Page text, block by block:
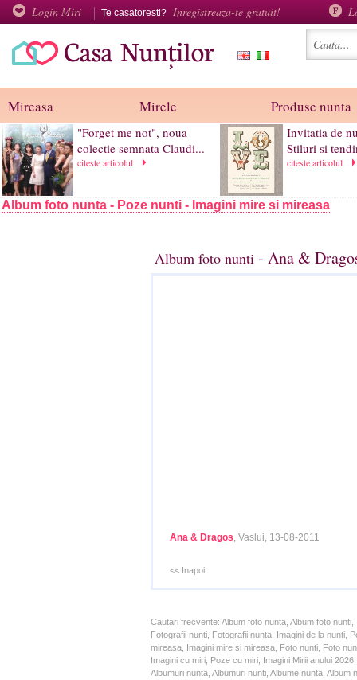
Login Miri Te casatoresti? Inregistreaza-te gratuit!
Mireasa Mirele Produse nunta
"Forget me not", noua
colectie semnata Claudi...
citeste articolul
Invitatia de
Stiluri si
citeste articolul
Album foto nunta - Poze nunti - Imagini mire si mireasa
Album foto nunti - Ana &
Ana & Dragos, Vaslui, 13-08-2011
<< Inapoi
Cautari frecvente: Album foto nunta, Album foto
Fotografii nunti, Fotografii nunta, Imagini de la nunti,
mireasa, Imagini mire si mireasa, Foto nunti, Foto
Imagini cu miri, Poze cu miri, Imagini Mirii anului
Albumuri nunta, Albumuri nunti, Albume nunta,